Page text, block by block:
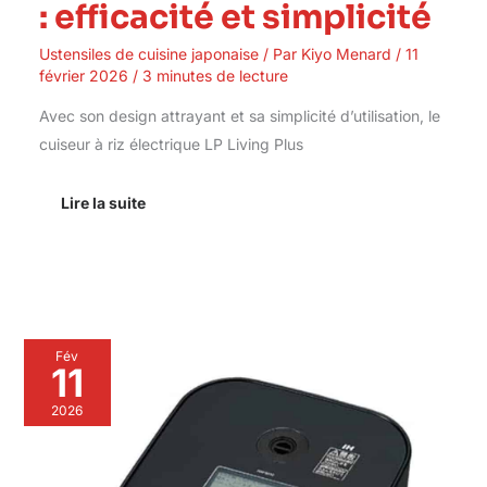
: efficacité et simplicité
Ustensiles de cuisine japonaise/ Par Kiyo Menard / 11
février 2026 / 3 minutes de lecture
Avec son design attrayant et sa simplicité d’utilisation, le
cuiseur à riz électrique LP Living Plus
Lire la suite
Fév
11
2026
Test
du
à
riz